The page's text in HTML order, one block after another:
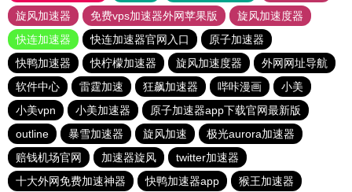
旋风加速器
免费vps加速器外网苹果版
旋风加速度器
快连加速器
快连加速器官网入口
原子加速器
快鸭加速器
快柠檬加速器 旋风加速度器
外网网址导航
软件中心
雷霆加速 狂飙加速器 哔咔漫画
小美
小美vpn
小美加速器
原子加速器app下载官网最新版
outline
暴雪加速器 旋风加速
极光aurora加速器
赔钱机场官网
加速器旋风
twitter加速器
十大外网免费加速神器
快鸭加速器app 猴王加速器